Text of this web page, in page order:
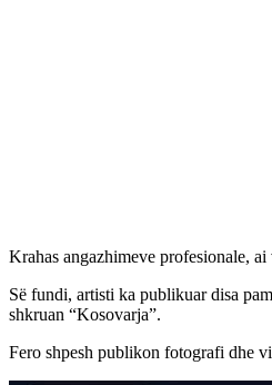
Krahas angazhimeve profesionale,
Së fundi, artisti ka publikuar disa
shkruan “Kosovarja”.
Fero shpesh publikon fotografi dhe